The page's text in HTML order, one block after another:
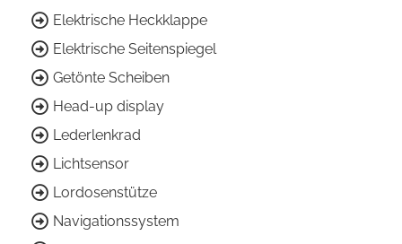
Elektrische Heckklappe
Elektrische Seitenspiegel
Getönte Scheiben
Head-up display
Lederlenkrad
Lichtsensor
Lordosenstütze
Navigationssystem